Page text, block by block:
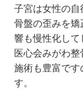
子宮は女性の自
骨盤の歪みを
響も慢性化し
医心会みがわ
施術も豊富で
す。